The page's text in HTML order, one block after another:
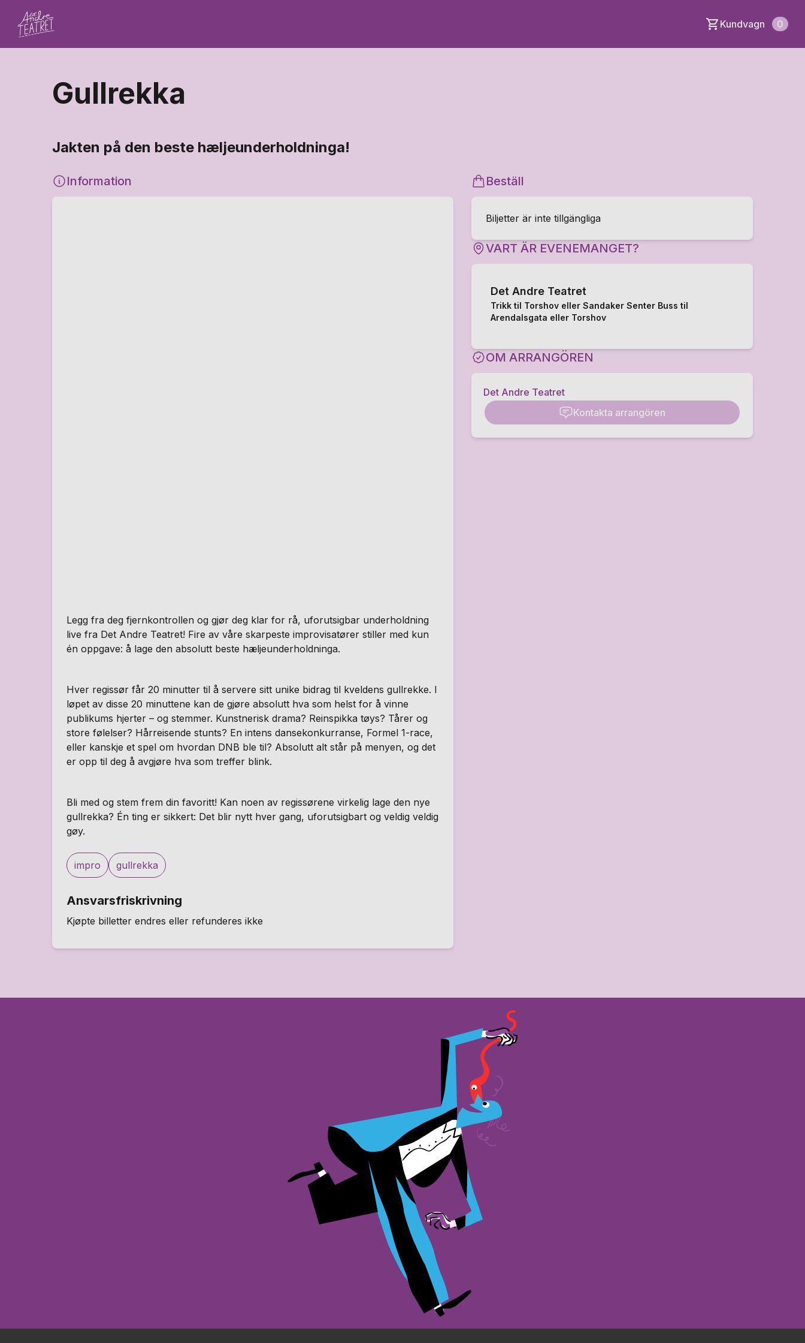
Kundvagn 0
Gullrekka
Jakten på den beste hæljeunderholdninga!
Information
Legg fra deg fjernkontrollen og gjør deg klar for rå, uforutsigbar underholdning
live fra Det Andre Teatret! Fire av våre skarpeste improvisatører stiller med kun
én oppgave: å lage den absolutt beste hæljeunderholdninga.
Hver regissør får 20 minutter til å servere sitt unike bidrag til kveldens gullrekke. I
løpet av disse 20 minuttene kan de gjøre absolutt hva som helst for å vinne
publikums hjerter – og stemmer. Kunstnerisk drama? Reinspikka tøys? Tårer og
store følelser? Hårreisende stunts? En intens dansekonkurranse, Formel 1-race,
eller kanskje et spel om hvordan DNB ble til? Absolutt alt står på menyen, og det
er opp til deg å avgjøre hva som treffer blink.
Bli med og stem frem din favoritt! Kan noen av regissørene virkelig lage den nye
gullrekka? Én ting er sikkert: Det blir nytt hver gang, uforutsigbart og veldig veldig
gøy.
impro gullrekka
Ansvarsfriskrivning
Kjøpte billetter endres eller refunderes ikke
Beställ
Biljetter är inte tillgängliga
VART ÄR EVENEMANGET?
Det Andre Teatret
Trikk til Torshov eller Sandaker Senter Buss til
Arendalsgata eller Torshov
OM ARRANGÖREN
Det Andre Teatret
Kontakta arrangören